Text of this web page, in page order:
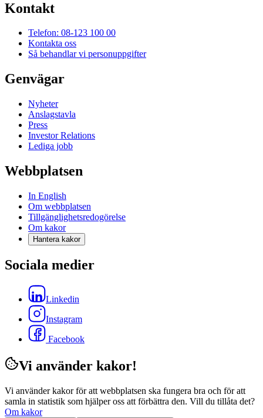
Kontakt
Telefon: 08-123 100 00
Kontakta oss
Så behandlar vi personuppgifter
Genvägar
Nyheter
Anslagstavla
Press
Investor Relations
Lediga jobb
Webbplatsen
In English
Om webbplatsen
Tillgänglighetsredogörelse
Om kakor
Hantera kakor
Sociala medier
Linkedin
Instagram
Facebook
Vi använder kakor!
Vi använder kakor för att webbplatsen ska fungera bra och för att
samla in statistik som hjälper oss att förbättra den. Vill du tillåta det?
Om kakor